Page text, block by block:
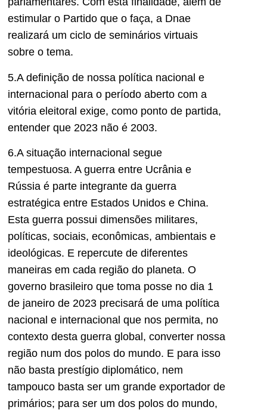
estimular o Partido que o faça, a Dnae
realizará um ciclo de seminários virtuais
sobre o tema.
5.A definição de nossa política nacional e
internacional para o período aberto com a
vitória eleitoral exige, como ponto de partida,
entender que 2023 não é 2003.
6.A situação internacional segue
tempestuosa. A guerra entre Ucrânia e
Rússia é parte integrante da guerra
estratégica entre Estados Unidos e China.
Esta guerra possui dimensões militares,
políticas, sociais, econômicas, ambientais e
ideológicas. E repercute de diferentes
maneiras em cada região do planeta. O
governo brasileiro que toma posse no dia 1
de janeiro de 2023 precisará de uma política
nacional e internacional que nos permita, no
contexto desta guerra global, converter nossa
região num dos polos do mundo. E para isso
não basta prestígio diplomático, nem
tampouco basta ser um grande exportador de
primários; para ser um dos polos do mundo,